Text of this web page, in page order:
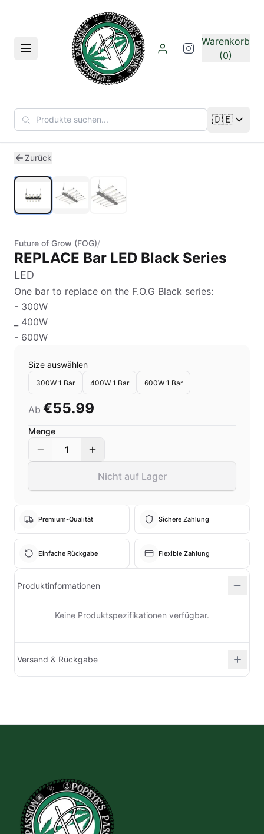
Menü
Warenkorb
(0)
🇩🇪
Sprache
Zurück
Future of Grow (FOG)/
REPLACE Bar LED Black Series
LED
One bar to replace on the F.O.G Black series:
- 300W
_ 400W
- 600W
Size auswählen
300W 1 Bar 400W 1 Bar 600W 1 Bar
Ab €55.99
Menge
1
Nicht auf Lager
Premium-Qualität Sichere Zahlung
Einfache Rückgabe Flexible Zahlung
Produktinformationen
Keine Produktspezifikationen verfügbar.
Versand & Rückgabe